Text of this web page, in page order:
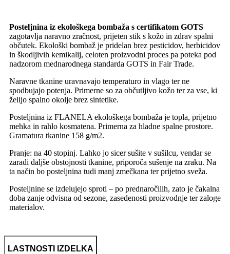
Posteljnina iz ekološkega bombaža s certifikatom GOTS
zagotavlja naravno zračnost, prijeten stik s kožo in zdrav spalni
občutek. Ekološki bombaž je pridelan brez pesticidov, herbicidov
in škodljivih kemikalij, celoten proizvodni proces pa poteka pod
nadzorom mednarodnega standarda GOTS in Fair Trade.
Naravne tkanine uravnavajo temperaturo in vlago ter ne
spodbujajo potenja. Primerne so za občutljivo kožo ter za vse, ki
želijo spalno okolje brez sintetike.
Posteljnina iz FLANELA ekološkega bombaža je topla, prijetno
mehka in rahlo kosmatena. Primerna za hladne spalne prostore.
Gramatura tkanine 158 g/m2.
Pranje: na 40 stopinj. Lahko jo sicer sušite v sušilcu, vendar se
zaradi daljše obstojnosti tkanine, priporoča sušenje na zraku. Na
ta način bo posteljnina tudi manj zmečkana ter prijetno sveža.
Posteljnine se izdelujejo sproti – po prednaročilih, zato je čakalna
doba zanje odvisna od sezone, zasedenosti proizvodnje ter zaloge
materialov.
LASTNOSTI IZDELKA